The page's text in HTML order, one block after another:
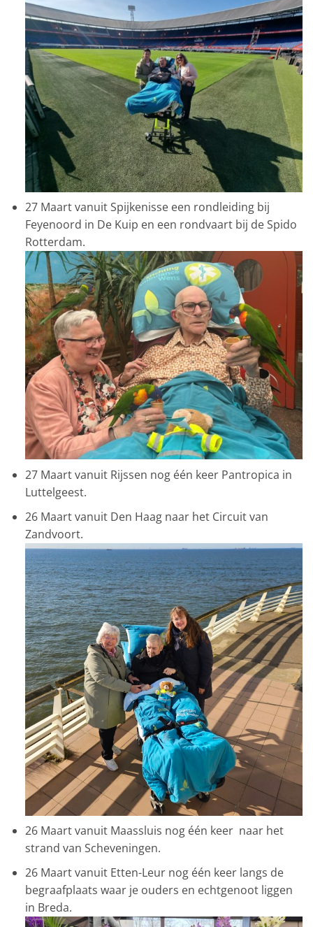
27 Maart vanuit Spijkenisse een rondleiding bij
Feyenoord in De Kuip en een rondvaart bij de Spido
Rotterdam.
27 Maart vanuit Rijssen nog één keer Pantropica in
Luttelgeest.
26 Maart vanuit Den Haag naar het Circuit van
Zandvoort.
26 Maart vanuit Maassluis nog één keer naar het
strand van Scheveningen.
26 Maart vanuit Etten-Leur nog één keer langs de
begraafplaats waar je ouders en echtgenoot liggen
in Breda.